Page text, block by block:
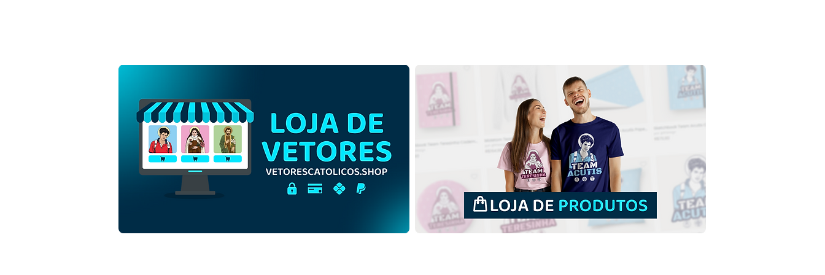
São Boaventura de
Bagnoregio | Download
Grátis Vetor Contorno
São Boaventura de
Bagnoregio | Download
Grátis Ilustração Contorno
São Boaventura de
Bagnoregio | Download
Grátis Ilustração Colorida
sem fundo em PNG